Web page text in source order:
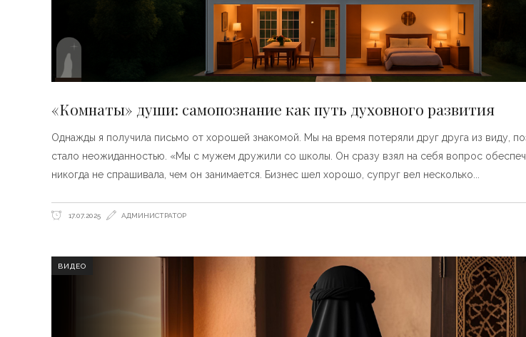
«Комнаты» души: самопознание как путь духовного развития
Однажды я получила письмо от хорошей знакомой. Мы на время потеряли друг друга из виду,
стало неожиданностью. «Мы с мужем дружили со школы. Он сразу взял на себя вопрос
никогда не спрашивала, чем он занимается. Бизнес шел хорошо, супруг вел несколько
17.07.2025 АДМИНИСТРАТОР
ВИДЕО